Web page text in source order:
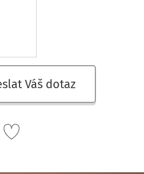
Váš dotaz